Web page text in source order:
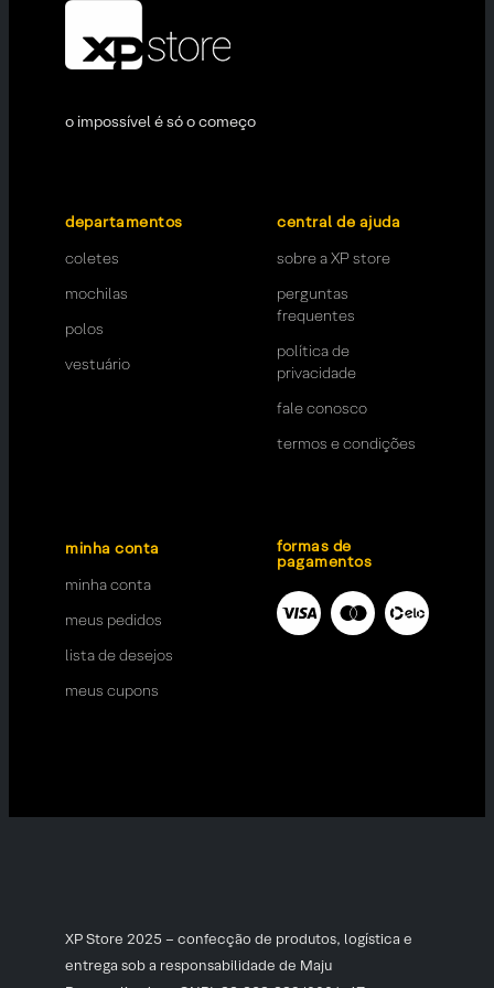
o impossível é só o começo
departamentos
coletes
mochilas
polos
vestuário
central de ajuda
sobre a XP store
perguntas
frequentes
política de
privacidade
fale conosco
termos e condições
minha conta
minha conta
meus pedidos
lista de desejos
meus cupons
formas de
pagamentos
XP Store 2025 – confecção de produtos, logística e
entrega sob a responsabilidade de Maju